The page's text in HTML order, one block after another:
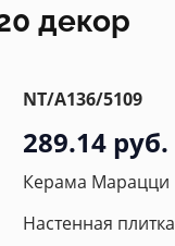
декор
NT/A136/5109
289.14 руб.
Керама Марацци
Настенная плитка